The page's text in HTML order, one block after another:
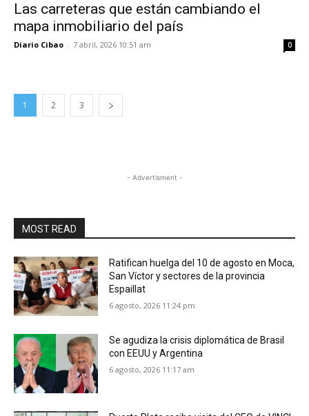
Las carreteras que están cambiando el
mapa inmobiliario del país
Diario Cibao - 7 abril, 2026 10:51 am 0
1 2 3
- Advertisment -
MOST READ
Ratifican huelga del 10 de agosto en Moca,
San Víctor y sectores de la provincia
Espaillat
6 agosto, 2026 11:24 pm
Se agudiza la crisis diplomática de Brasil
con EEUU y Argentina
6 agosto, 2026 11:17 am